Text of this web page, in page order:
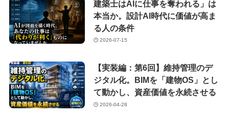
建築士はAIに仕事を奪われる」は
本当か。設計AI時代に価値が高ま
る人の条件
2026-07-15
【実装編：第6回】維持管理のデ
ジタル化。BIMを「建物OS」とし
て動かし、資産価値を永続させる
2026-04-28